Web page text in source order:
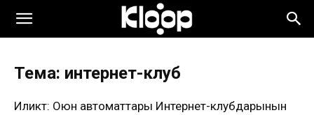
Тема: интернет-клуб
Иликтөө: Оюн автоматтары Интернет-клубдарынын